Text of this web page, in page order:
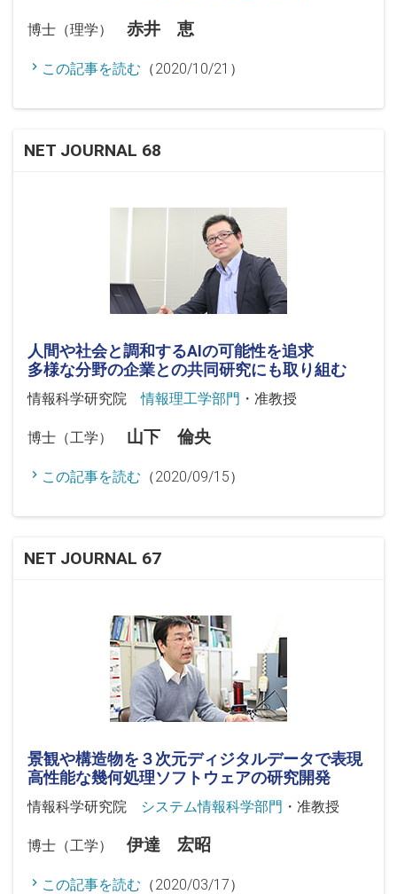
博士（理学） 赤井 恵
この記事を読む （2020/10/21）
NET JOURNAL 68
人間や社会と調和するAIの可能性を追求
多様な分野の企業との共同研究にも取り組む
情報科学研究院情報理工学部門 ・准教授
博士（工学） 山下 倫央
この記事を読む （2020/09/15）
NET JOURNAL 67
景観や構造物を３次元ディジタルデータで表現
高性能な幾何処理ソフトウェアの研究開発
情報科学研究院 システム情報科学部門 ・准教授
博士（工学） 伊達 宏昭
この記事を読む （2020/03/17）